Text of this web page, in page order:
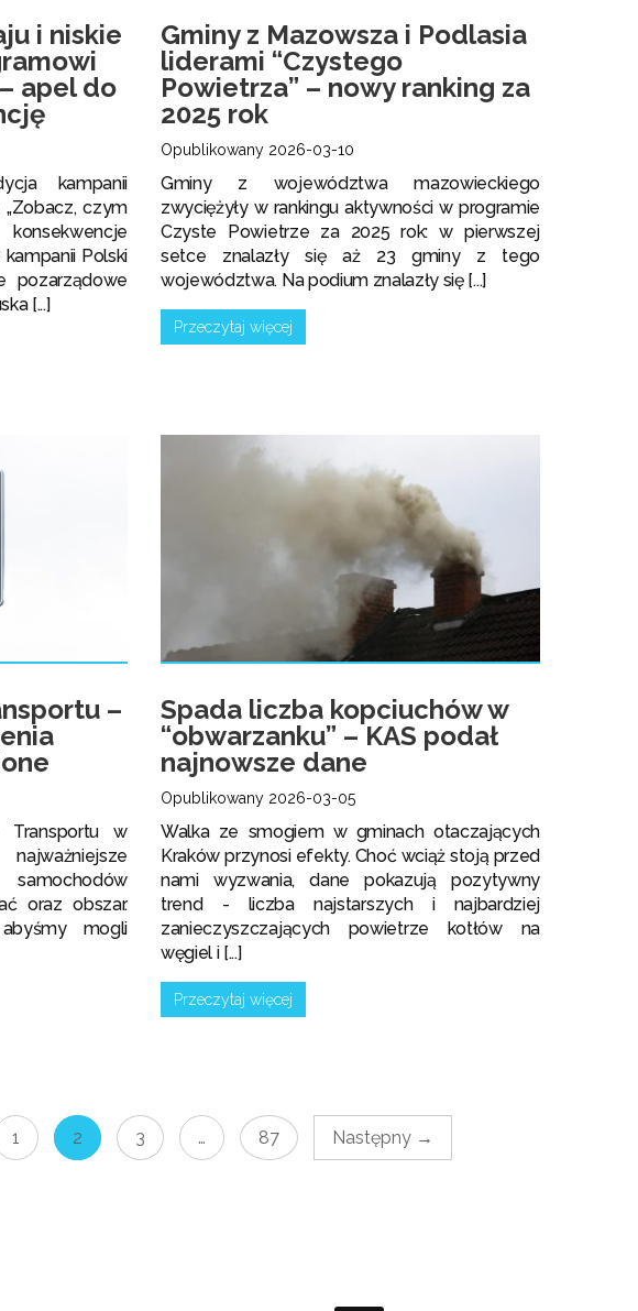
i niskie
apel do
kampanii
czym
Polski
pozarządowe
[...]
Gminy z Mazowsza i Podlasia
liderami “Czystego
Powietrza” – nowy ranking za
2025 rok
Opublikowany 2026-03-10
Gminy z województwa mazowieckiego
zwyciężyły w rankingu aktywności w programie
Czyste Powietrze za 2025 rok: w pierwszej
setce znalazły się aż 23 gminy z tego
województwa. Na podium znalazły się [...]
Przeczytaj więcej
–
w
oraz obszar.
mogli
Spada liczba kopciuchów w
“obwarzanku” – KAS podał
najnowsze dane
Opublikowany 2026-03-05
Walka ze smogiem w gminach otaczających
Kraków przynosi efekty. Choć wciąż stoją przed
nami wyzwania, dane pokazują pozytywny
trend - liczba najstarszych i najbardziej
zanieczyszczających powietrze kotłów na
węgiel i [...]
Przeczytaj więcej
1 2 3 … 87 Następny →